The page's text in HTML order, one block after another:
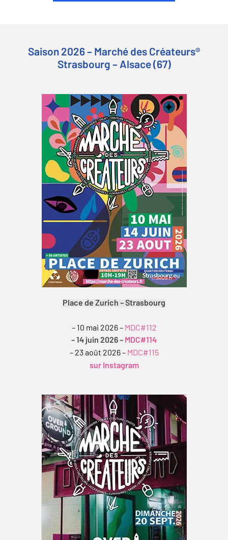
Saison 2026 – Marché des Créateurs®
Strasbourg – Alsace (67)
Place de Zurich – Strasbourg
– 10 mai 2026 – MDC#112
– 14 juin 2026 – MDC#114
– 23 août 2026 – MDC#115
sur Instagram